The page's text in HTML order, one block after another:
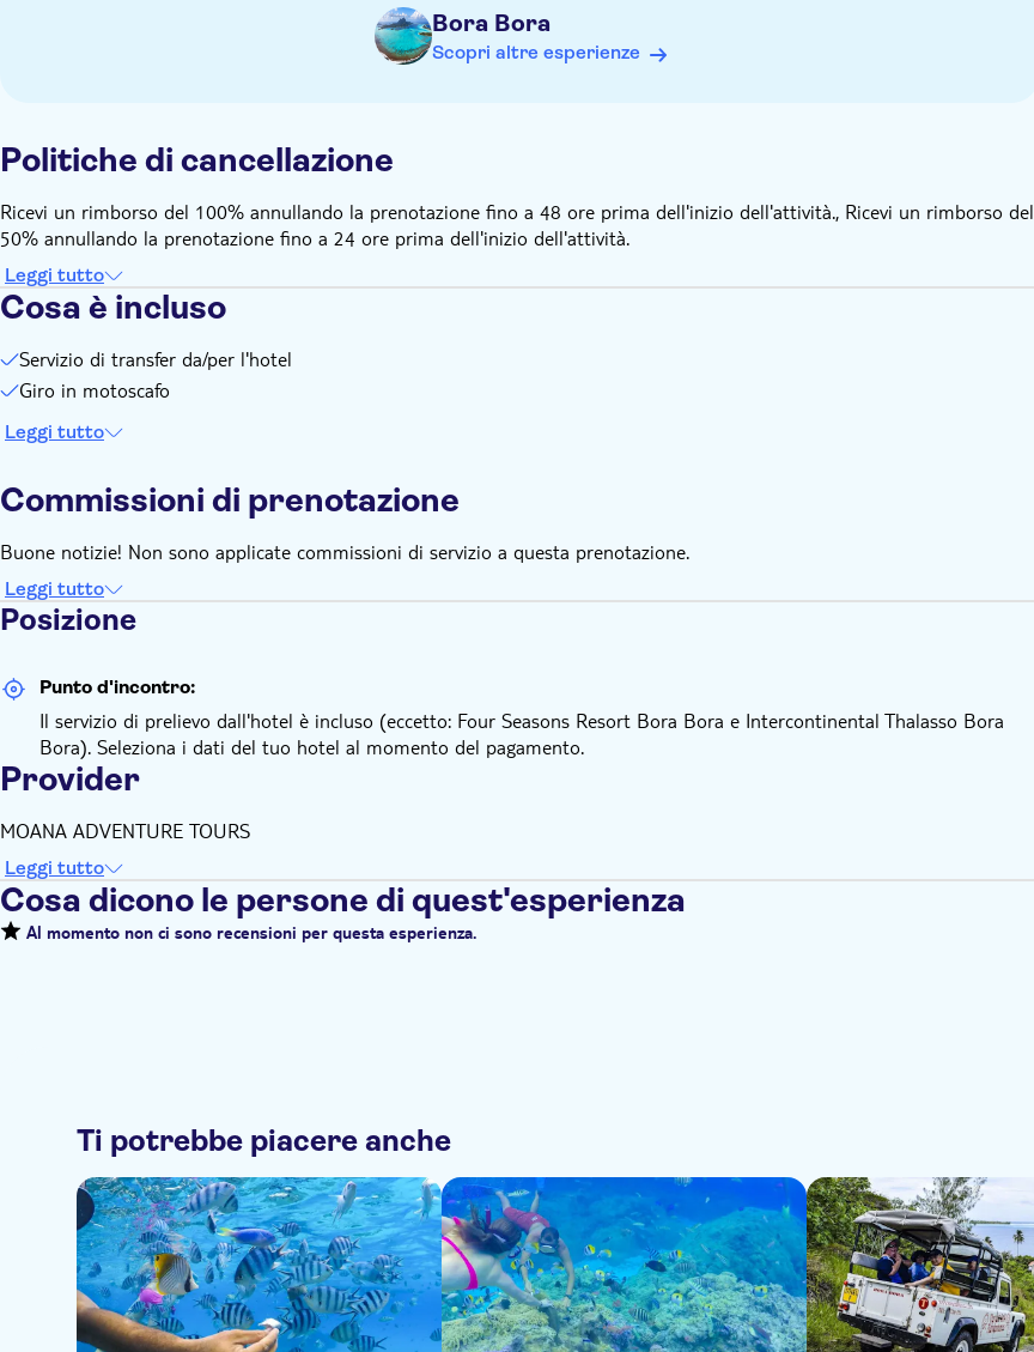
Bora Bora
Scopri altre esperienze
Politiche di cancellazione
Ricevi un rimborso del 100% annullando la prenotazione fino a 48 ore prima dell'inizio dell'attività., Ricevi un rimborso del
50% annullando la prenotazione fino a 24 ore prima dell'inizio dell'attività.
Leggi tutto
Cosa è incluso
Servizio di transfer da/per l'hotel
Giro in motoscafo
Leggi tutto
Commissioni di prenotazione
Buone notizie! Non sono applicate commissioni di servizio a questa prenotazione.
Leggi tutto
Posizione
Punto d'incontro:
Il servizio di prelievo dall'hotel è incluso (eccetto: Four Seasons Resort Bora Bora e Intercontinental Thalasso Bora
Bora). Seleziona i dati del tuo hotel al momento del pagamento.
Provider
MOANA ADVENTURE TOURS
Leggi tutto
Cosa dicono le persone di quest'esperienza
Al momento non ci sono recensioni per questa esperienza.
Ti potrebbe piacere anche